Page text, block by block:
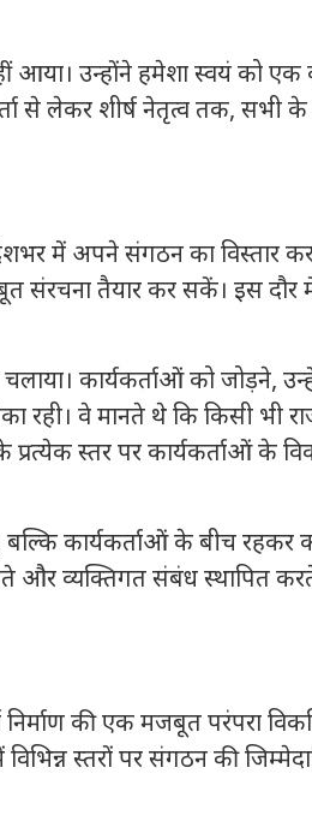
उन्होंने हमेशा स्वयं को एक
से लेकर शीर्ष नेतृत्व तक, सभी
में अपने संगठन का विस्तार
संरचना तैयार कर सकें। इस
कार्यकर्ताओं को जोड़ने, उन्हें
रही। वे मानते थे कि किसी भी
स्तर पर कार्यकर्ताओं के
कार्यकर्ताओं के बीच रहकर
और व्यक्तिगत संबंध स्थापित
निर्माण की एक मजबूत परंपरा
स्तरों पर संगठन की